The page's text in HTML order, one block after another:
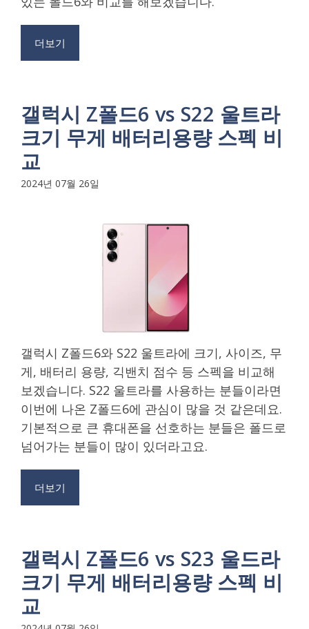
더보기
갤럭시 Z폴드6 vs S22 울트라
크기 무게 배터리용량 스펙 비
교
2024년 07월 26일
갤럭시 Z폴드6와 S22 울트라에 크기, 사이즈, 무
게, 배터리 용량, 긱밴치 점수 등 스펙을 비교해
보겠습니다. S22 울트라를 사용하는 분들이라면
이번에 나온 Z폴드6에 관심이 많을 것 같은데요.
기본적으로 큰 휴대폰을 선호하는 분들은 폴드로
넘어가는 분들이 많이 있더라고요.
더보기
갤럭시 Z폴드6 vs S23 울드라
크기 무게 배터리용량 스펙 비
교